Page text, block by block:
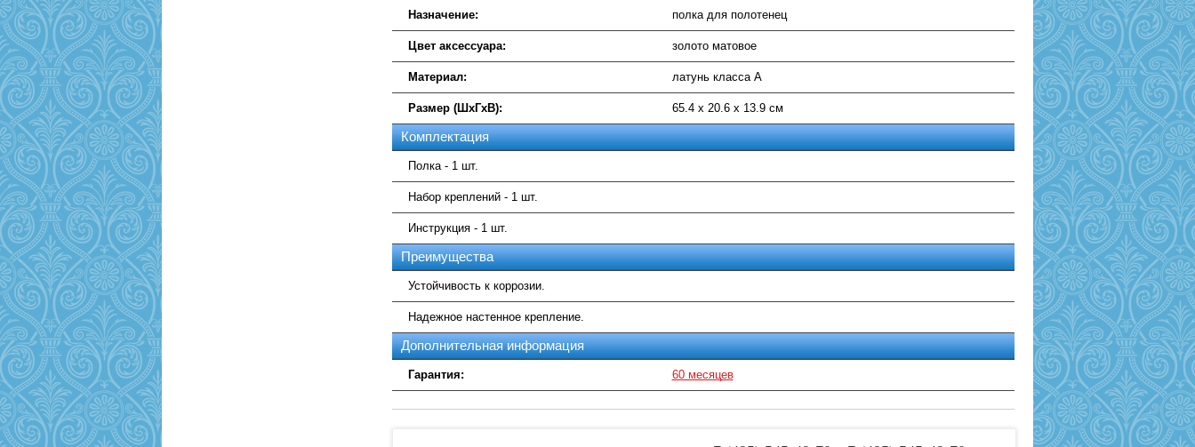
Назначение: полка для полотенец
Цвет аксессуара: золото матовое
Материал: латунь класса А
Размер (ШхГхВ): 65.4 х 20.6 х 13.9 см
Комплектация
Полка - 1 шт.
Набор креплений - 1 шт.
Инструкция - 1 шт.
Преимущества
Устойчивость к коррозии.
Надежное настенное крепление.
Дополнительная информация
Гарантия: 60 месяцев